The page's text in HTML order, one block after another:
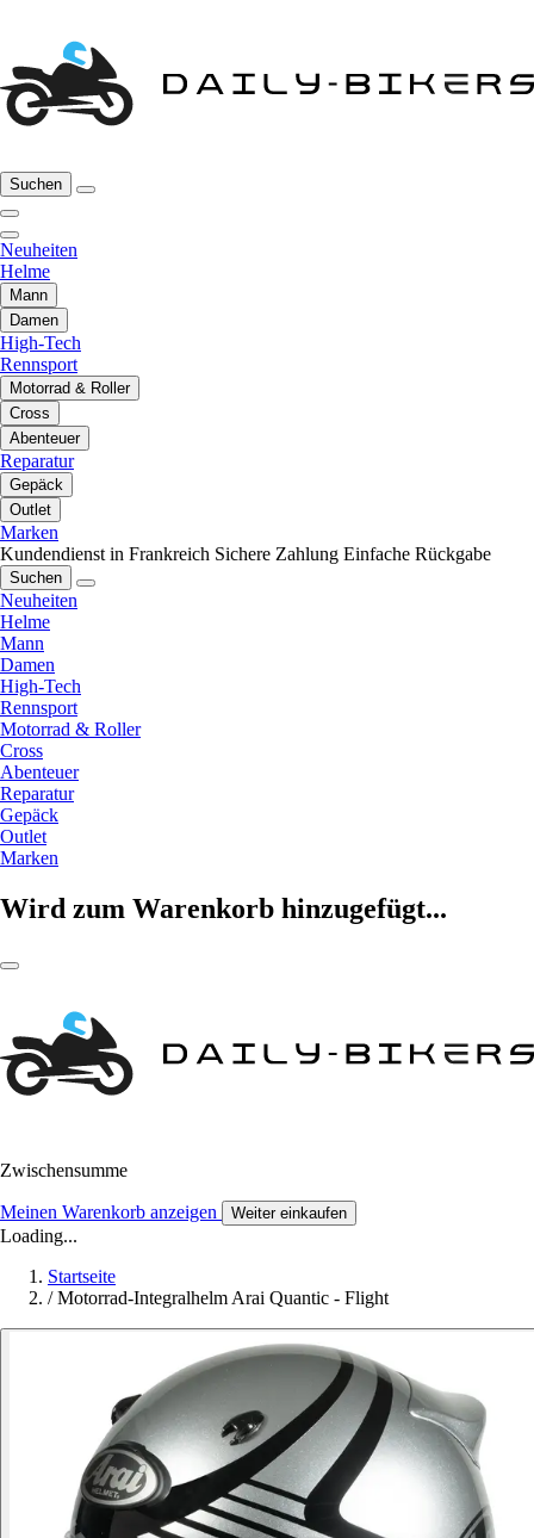
Suchen
Neuheiten
Helme
Mann
Damen
High-Tech
Rennsport
Motorrad & Roller
Cross
Abenteuer
Reparatur
Gepäck
Outlet
Marken
Kundendienst in Frankreich Sichere Zahlung Einfache Rückgabe
Suchen
Neuheiten
Helme
Mann
Damen
High-Tech
Rennsport
Motorrad & Roller
Cross
Abenteuer
Reparatur
Gepäck
Outlet
Marken
Wird zum Warenkorb hinzugefügt...
Zwischensumme
Meinen Warenkorb anzeigen Weiter einkaufen
Loading...
Startseite
/ Motorrad-Integralhelm Arai Quantic - Flight